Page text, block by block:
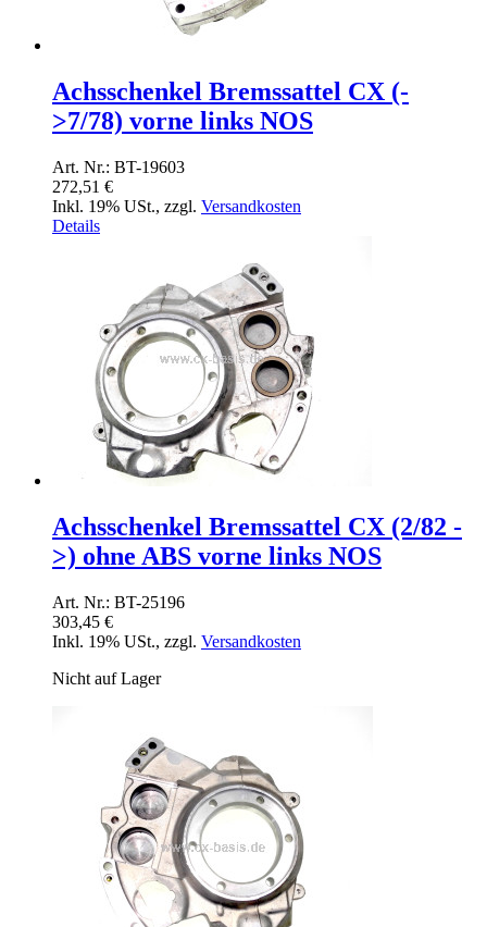
Achsschenkel Bremssattel CX (-
>7/78) vorne links NOS
Art. Nr.: BT-19603
272,51 €
Inkl. 19% USt., zzgl. Versandkosten
Details
Achsschenkel Bremssattel CX (2/82 -
>) ohne ABS vorne links NOS
Art. Nr.: BT-25196
303,45 €
Inkl. 19% USt., zzgl. Versandkosten
Nicht auf Lager